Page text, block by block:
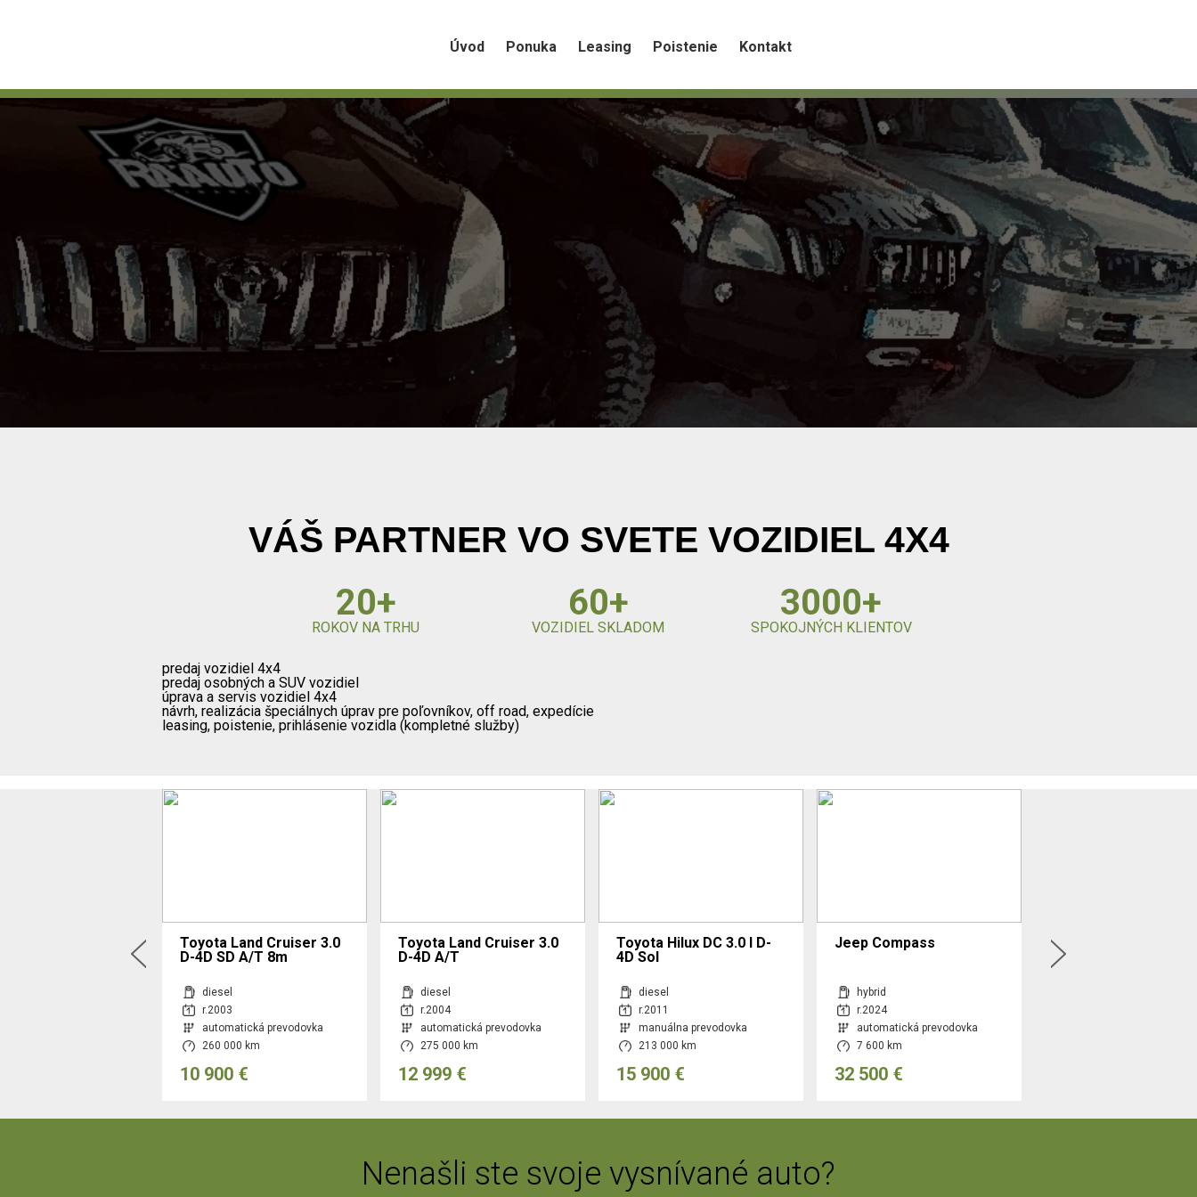
Úvod Ponuka Leasing Poistenie Kontakt
VÁŠ PARTNER VO SVETE VOZIDIEL 4X4
20+
ROKOV NA TRHU
60+
VOZIDIEL SKLADOM
3000+
SPOKOJNÝCH KLIENTOV
predaj vozidiel 4x4
predaj osobných a SUV vozidiel
úprava a servis vozidiel 4x4
návrh, realizácia špeciálnych úprav pre poľovníkov, off road, expedície
leasing, poistenie, prihlásenie vozidla (kompletné služby)
Toyota Land Cruiser 3.0
D-4D SD A/T 8m
diesel
r.2003
automatická prevodovka
260 000 km
10 900 €
Toyota Land Cruiser 3.0
D-4D A/T
diesel
r.2004
automatická prevodovka
275 000 km
12 999 €
Toyota Hilux DC 3.0 I D-
4D Sol
diesel
r.2011
manuálna prevodovka
213 000 km
15 900 €
Jeep Compass
hybrid
r.2024
automatická prevodovka
7 600 km
32 500 €
Toyota Land Cruiser
D-4D Executive A/T
Nenašli ste svoje vysnívané auto?